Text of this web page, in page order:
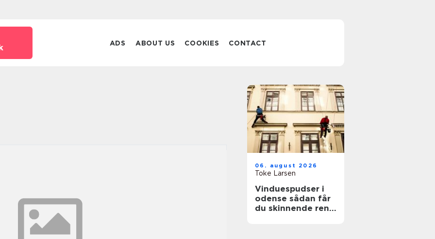
ADS ABOUT US COOKIES CONTACT
06. august 2026
Toke Larsen
Vinduespudser i
odense sådan får
du skinnende rene